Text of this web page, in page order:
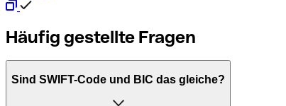
Häufig gestellte Fragen
Sind SWIFT-Code und BIC das gleiche?